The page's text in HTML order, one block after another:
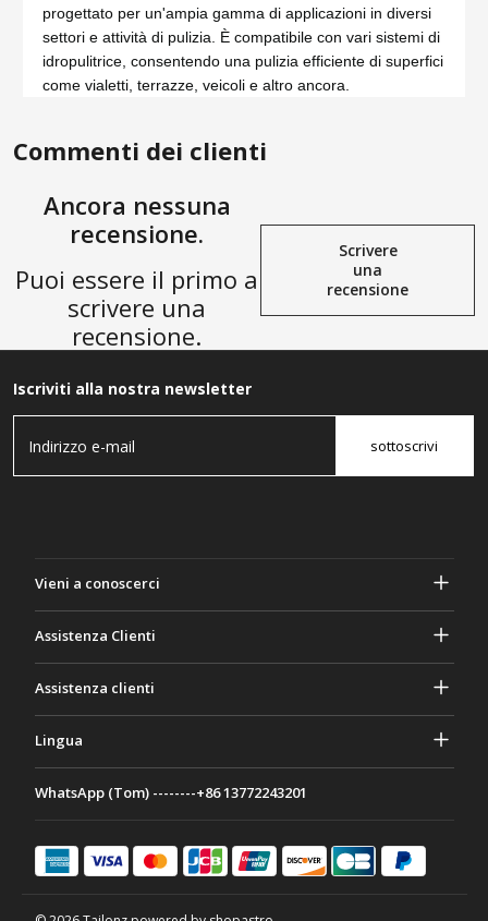
progettato per un'ampia gamma di applicazioni in diversi
settori e attività di pulizia. È compatibile con vari sistemi di
idropulitrice, consentendo una pulizia efficiente di superfici
come vialetti, terrazze, veicoli e altro ancora.
Commenti dei clienti
Ancora nessuna
recensione.
Puoi essere il primo a
scrivere una
recensione.
Scrivere
una
recensione
Iscriviti alla nostra newsletter
sottoscrivi
Vieni a conoscerci
Termini e Condizioni
Assistenza Clienti
Contattaci
Assistenza clienti
Modalità di pagamento
Lingua
Français
WhatsApp (Tom) --------+86 13772243201